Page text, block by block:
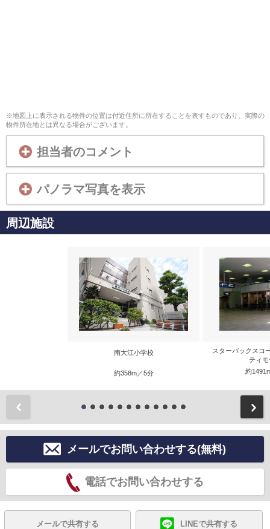
※地図上に表示される物件の位置は付近住所に所在することを表すものであり、実際の
物件所在地とは異なる場合がございます。
担当者のコメント
パノラマ写真を表示
周辺施設
南大江小学校
約358m／5分
スターバックスコ
ティモ
約
メールでお問い合わせする(無料)
電話でお問い合わせする
メールで共有する LINEで共有する